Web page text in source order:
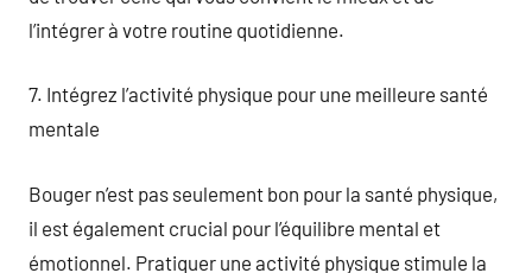
l’intégrer à votre routine quotidienne.
7. Intégrez l’activité physique pour une meilleure santé
mentale
Bouger n’est pas seulement bon pour la santé physique,
il est également crucial pour l’équilibre mental et
émotionnel. Pratiquer une activité physique stimule la